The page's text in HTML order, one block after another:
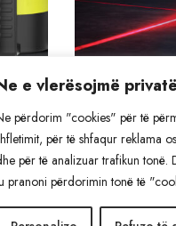
e vlerësojmë
përdorim "cookies" për të
për të shfaqur reklama
për të analizuar trafikun
pranoni përdorimin tonë të
Lazer